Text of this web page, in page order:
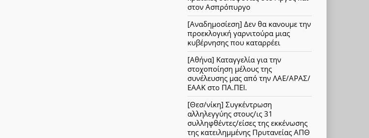
στον Ασπρόπυργο
[Αναδημοσίεση] Δεν θα κανουμε την
προεκλογική γαρνιτούρα μιας
κυβέρνησης που καταρρέει
[Αθήνα] Καταγγελία για την
στοχοποίηση μέλους της
συνέλευσης μας από την ΛΑΕ/ΑΡΑΣ/
ΕΑΑΚ στο ΠΑ.ΠΕΙ.
[Θεσ/νίκη] Συγκέντρωση
αλληλεγγύης στους/ις 31
συλληφθέντες/είσες της εκκένωσης
της κατειλημμένης Πρυτανείας ΑΠΘ